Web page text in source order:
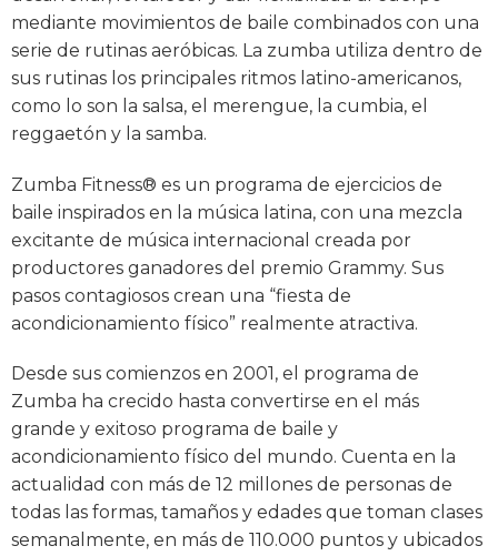
mediante movimientos de baile combinados con una
serie de rutinas aeróbicas. La zumba utiliza dentro de
sus rutinas los principales ritmos latino-americanos,
como lo son la salsa, el merengue, la cumbia, el
reggaetón y la samba.
Zumba Fitness® es un programa de ejercicios de
baile inspirados en la música latina, con una mezcla
excitante de música internacional creada por
productores ganadores del premio Grammy. Sus
pasos contagiosos crean una “fiesta de
acondicionamiento físico” realmente atractiva.
Desde sus comienzos en 2001, el programa de
Zumba ha crecido hasta convertirse en el más
grande y exitoso programa de baile y
acondicionamiento físico del mundo. Cuenta en la
actualidad con más de 12 millones de personas de
todas las formas, tamaños y edades que toman clases
semanalmente, en más de 110.000 puntos y ubicados